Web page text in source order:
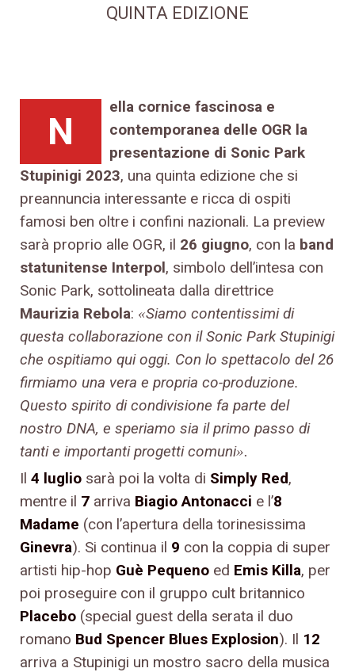
QUINTA EDIZIONE
N
ella cornice fascinosa e
contemporanea delle OGR la
presentazione di Sonic Park
Stupinigi 2023, una quinta edizione che si
preannuncia interessante e ricca di ospiti
famosi ben oltre i confini nazionali. La preview
sarà proprio alle OGR, il 26 giugno, con la band
statunitense Interpol, simbolo dell’intesa con
Sonic Park, sottolineata dalla direttrice
Maurizia Rebola: «Siamo contentissimi di
questa collaborazione con il Sonic Park Stupinigi
che ospitiamo qui oggi. Con lo spettacolo del 26
firmiamo una vera e propria co-produzione.
Questo spirito di condivisione fa parte del
nostro DNA, e speriamo sia il primo passo di
tanti e importanti progetti comuni».
Il 4 luglio sarà poi la volta di Simply Red,
mentre il 7 arriva Biagio Antonacci e l’8
Madame (con l’apertura della torinesissima
Ginevra). Si continua il 9 con la coppia di super
artisti hip-hop Guè Pequeno ed Emis Killa, per
poi proseguire con il gruppo cult britannico
Placebo (special guest della serata il duo
romano Bud Spencer Blues Explosion). Il 12
arriva a Stupinigi un mostro sacro della musica